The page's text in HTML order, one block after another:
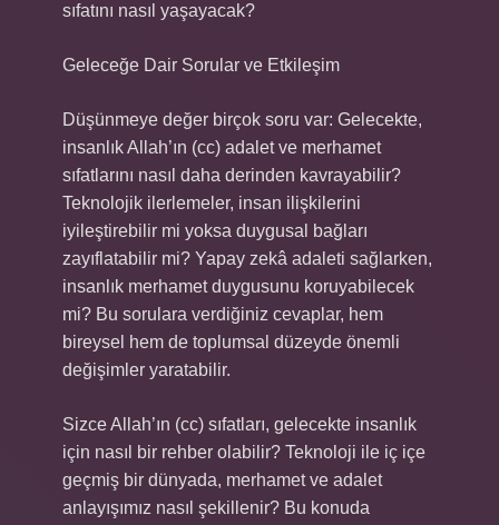
sıfatını nasıl yaşayacak?
Geleceğe Dair Sorular ve Etkileşim
Düşünmeye değer birçok soru var: Gelecekte,
insanlık Allah’ın (cc) adalet ve merhamet
sıfatlarını nasıl daha derinden kavrayabilir?
Teknolojik ilerlemeler, insan ilişkilerini
iyileştirebilir mi yoksa duygusal bağları
zayıflatabilir mi? Yapay zekâ adaleti sağlarken,
insanlık merhamet duygusunu koruyabilecek
mi? Bu sorulara verdiğiniz cevaplar, hem
bireysel hem de toplumsal düzeyde önemli
değişimler yaratabilir.
Sizce Allah’ın (cc) sıfatları, gelecekte insanlık
için nasıl bir rehber olabilir? Teknoloji ile iç içe
geçmiş bir dünyada, merhamet ve adalet
anlayışımız nasıl şekillenir? Bu konuda